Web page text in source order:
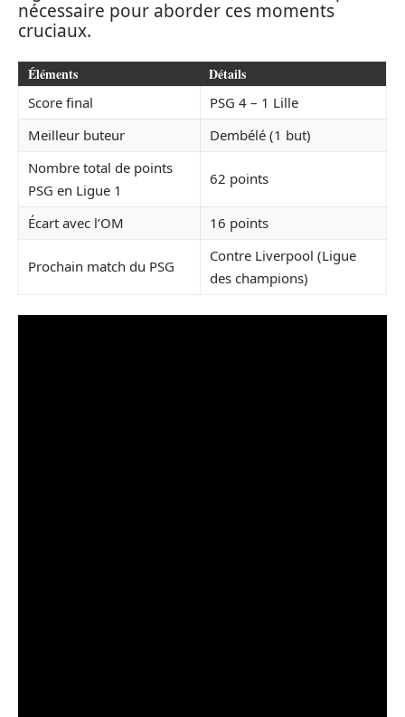
nécessaire pour aborder ces moments
cruciaux.
Éléments Détails
Score final
PSG 4 – 1 Lille
Meilleur buteur
Dembélé (1 but)
Nombre total de points
PSG en Ligue 1
62 points
Écart avec l’OM 16 points
Prochain match du PSG
Contre Liverpool (Ligue
des champions)